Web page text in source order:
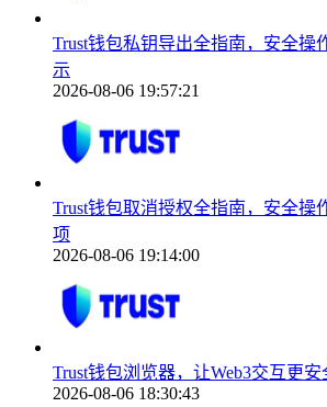
Trust钱包私钥导出全指南，安全操
示
2026-08-06 19:57:21
Trust钱包取消授权全指南，安全操
项
2026-08-06 19:14:00
Trust钱包浏览器，让Web3交互更
2026-08-06 18:30:43